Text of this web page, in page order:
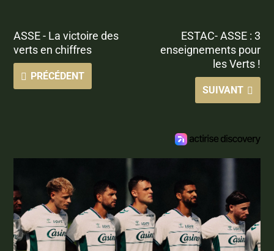
ASSE - La victoire des
verts en chiffres
PRÉCÉDENT
ESTAC- ASSE : 3
enseignements pour
les Verts !
SUIVANT